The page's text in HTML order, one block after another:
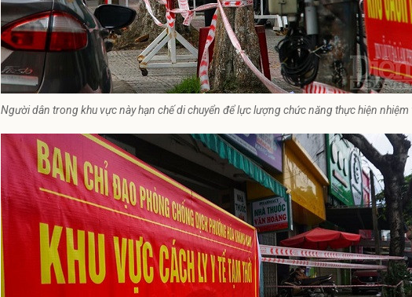
Người dân trong khu vực này hạn chế di chuyển để lực lượng chức năng thực hiện nhiệm